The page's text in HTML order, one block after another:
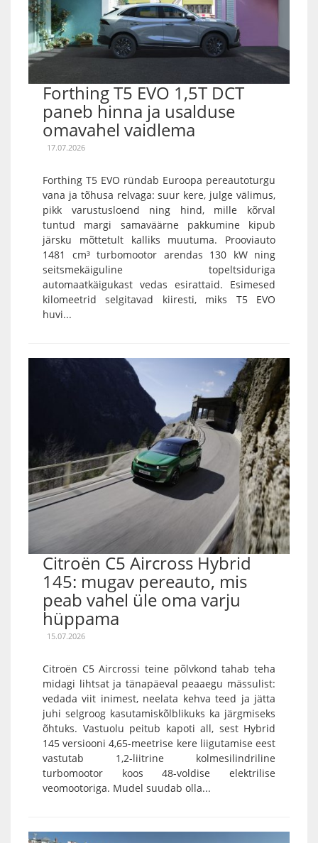
Forthing T5 EVO 1,5T DCT
paneb hinna ja usalduse
omavahel vaidlema
17.07.2026
Forthing T5 EVO ründab Euroopa pereautoturgu
vana ja tõhusa relvaga: suur kere, julge välimus,
pikk varustusloend ning hind, mille kõrval
tuntud margi samaväärne pakkumine kipub
järsku mõttetult kalliks muutuma. Prooviauto
1481 cm³ turbomootor arendas 130 kW ning
seitsmekäiguline topeltsiduriga
automaatkäigukast vedas esirattaid. Esimesed
kilomeetrid selgitavad kiiresti, miks T5 EVO
huvi...
Citroën C5 Aircross Hybrid
145: mugav pereauto, mis
peab vahel üle oma varju
hüppama
15.07.2026
Citroën C5 Aircrossi teine põlvkond tahab teha
midagi lihtsat ja tänapäeval peaaegu mässulist:
vedada viit inimest, neelata kehva teed ja jätta
juhi selgroog kasutamiskõlblikuks ka järgmiseks
õhtuks. Vastuolu peitub kapoti all, sest Hybrid
145 versiooni 4,65-meetrise kere liigutamise eest
vastutab 1,2-liitrine kolmesilindriline
turbomootor koos 48-voldise elektrilise
veomootoriga. Mudel suudab olla...